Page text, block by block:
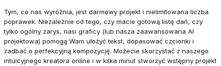
Tym, co nas wyróżnia, jest darmowy projekt i nielimitowana liczba
poprawek. Niezależnie od tego, czy macie gotową listę dań, czy
tylko ogólny zarys, nasi graficy (lub nasza zaawansowana AI
projektowa) pomogą Wam ułożyć tekst, dopasować czcionki i
zadbać o perfekcyjną kompozycję. Możecie skorzystać z naszego
intuicyjnego kreatora online i w kilka minut stworzyć wstępny projekt